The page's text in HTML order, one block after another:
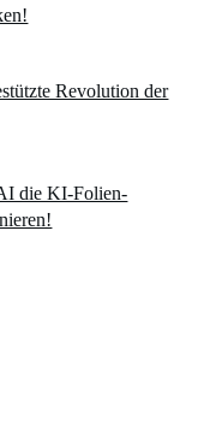
Revolution der
die KI-Folien-